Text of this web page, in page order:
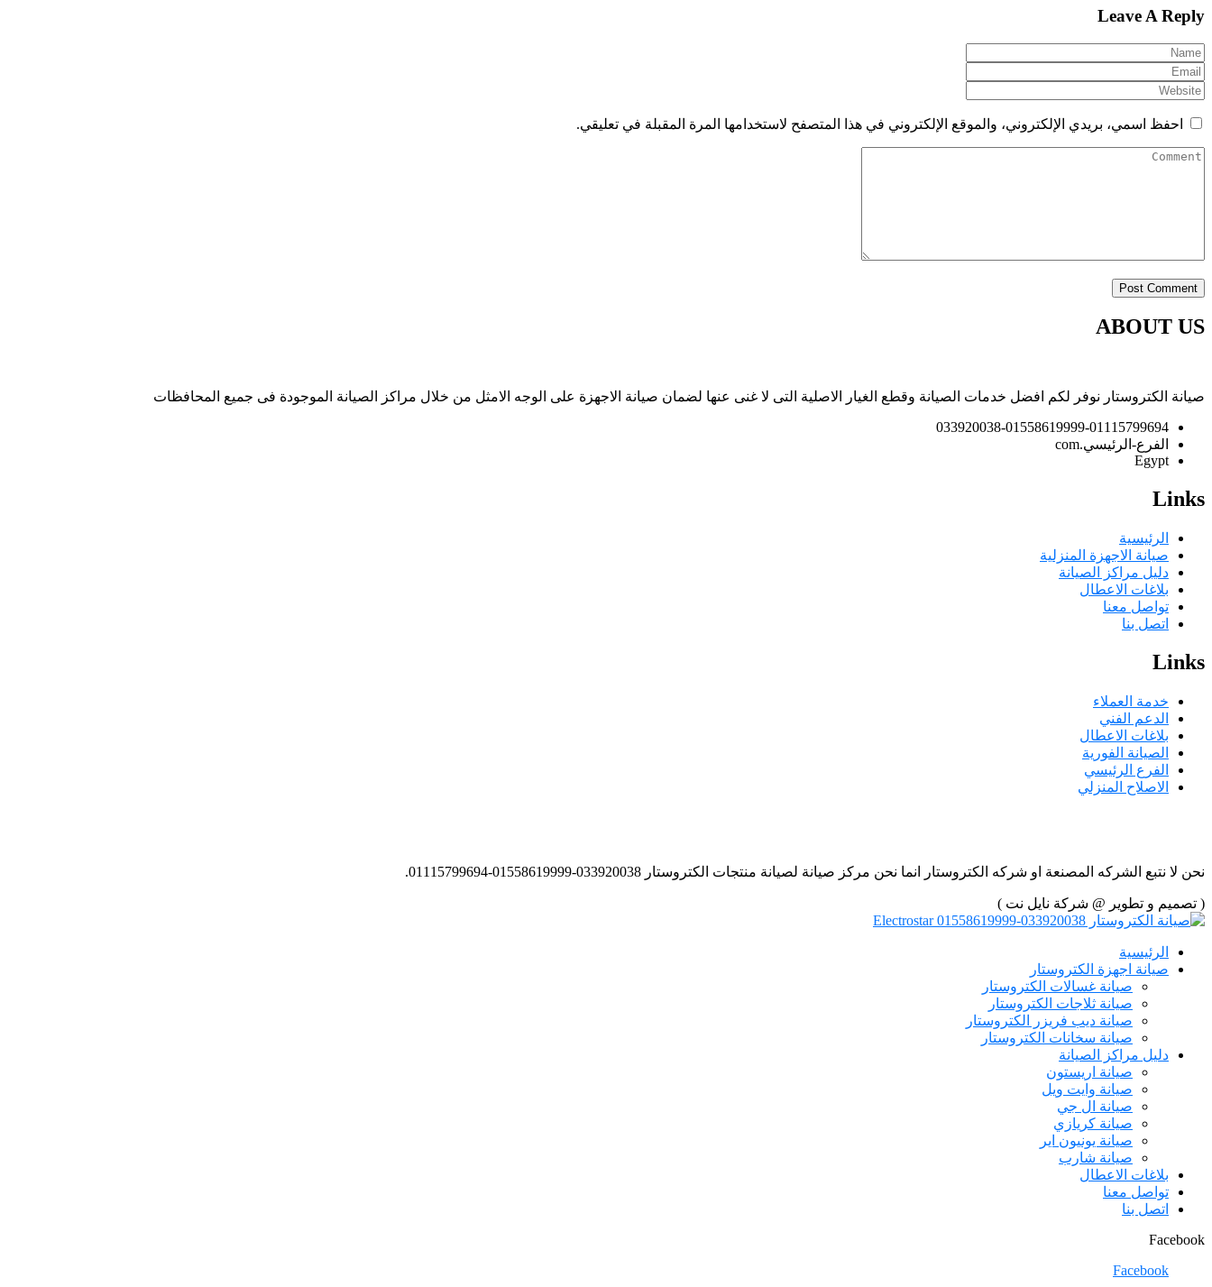
Leave A Reply
احفظ اسمي، بريدي الإلكتروني، والموقع الإلكتروني في هذا المتصفح لاستخدامها المرة المقبلة في تعليقي.
ABOUT US
صيانة الكتروستار نوفر لكم افضل خدمات الصيانة وقطع الغيار الاصلية التى لا غنى عنها لضمان صيانة الاجهزة على الوجه الامثل من خلال مراكز الصيانة الموجودة فى جميع المحافظات
033920038-01558619999-01115799694
الفرع-الرئيسي.com
Egypt
Links
الرئيسية
صيانة الاجهزة المنزلية
دليل مراكز الصيانة
بلاغات الاعطال
تواصل معنا
اتصل بنا
Links
خدمة العملاء
الدعم الفني
بلاغات الاعطال
الصيانة الفورية
الفرع الرئيسي
الاصلاح المنزلي
نحن لا نتبع الشركه المصنعة او شركه الكتروستار انما نحن مركز صيانة لصيانة منتجات الكتروستار 033920038-01558619999-01115799694.
( تصميم و تطوير @ شركة نايل نت )
الرئيسية
صيانة اجهزة الكتروستار
صيانة غسالات الكتروستار
صيانة ثلاجات الكتروستار
صيانة ديب فريزر الكتروستار
صيانة سخانات الكتروستار
دليل مراكز الصيانة
صيانة اريستون
صيانة وايت ويل
صيانة ال جي
صيانة كريازي
صيانة يونيون اير
صيانة شارب
بلاغات الاعطال
تواصل معنا
اتصل بنا
Facebook
Facebook